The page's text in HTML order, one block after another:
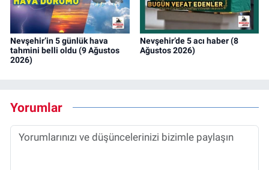
Nevşehir’in 5 günlük hava
tahmini belli oldu (9 Ağustos
2026)
Nevşehir’de 5 acı haber (8
Ağustos 2026)
Yorumlar